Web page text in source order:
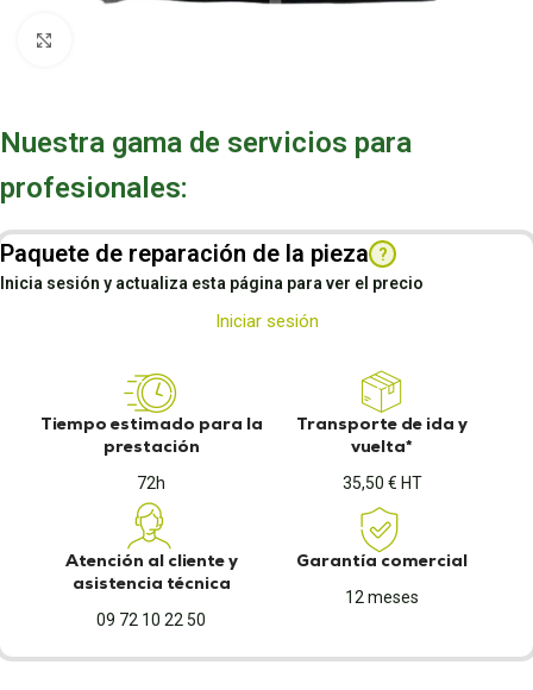
Nuestra gama de servicios para
profesionales:
Paquete de reparación de la pieza ?
Inicia sesión y actualiza esta página para ver el precio
Iniciar sesión
Tiempo estimado para la
prestación
72h
Transporte de ida y
vuelta*
35,50 € HT
Atención al cliente y
asistencia técnica
09 72 10 22 50
Garantía comercial
12 meses